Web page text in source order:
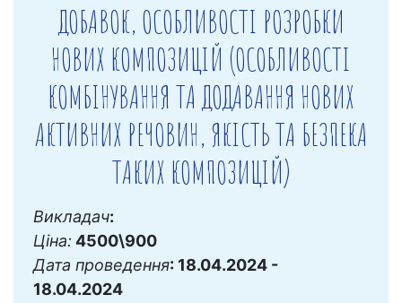
ДОБАВОК, ОСОБЛИВОСТІ РОЗРОБКИ
НОВИХ КОМПОЗИЦІЙ (ОСОБЛИВОСТІ
КОМБІНУВАННЯ ТА ДОДАВАННЯ НОВИХ
АКТИВНИХ РЕЧОВИН, ЯКІСТЬ ТА БЕЗПЕКА
ТАКИХ КОМПОЗИЦІЙ)
Викладач:
Ціна: 4500\900
Дата проведення: 18.04.2024 -
18.04.2024